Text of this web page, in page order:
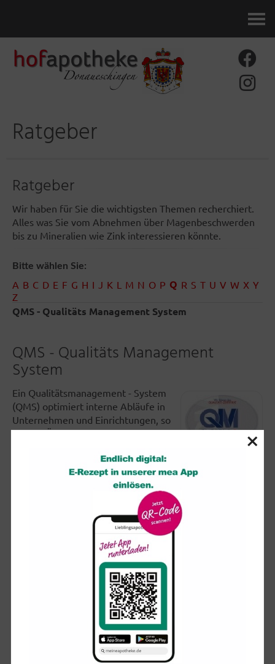
Ratgeber
Ratgeber
Wir haben für Sie die wichtigsten Themen recherchiert.
Alles was Sie vom Abnehmen über Magenbeschwerden
bis zu Mineralien wie Zink interessieren könnte.
Bitte wählen Sie:
A B C D E F G H I J K L M N O P Q R S T U V W X Y
Z
QMS - Qualitäts Management System
QMS - Qualitäts Management
System
Ein Qualitätsmanagement - System
(QMS) optimiert interne Abläufe in
Unternehmen und Einrichtungen, so
auch in Öffentlichen Apotheken.
ständige Weiterentwicklung der
Leistungen einer Apotheke - zu Ihrem Vorteil. Denn für
Sie bedeutet das ein noch höheres Maß an Qualität und
QMS-zertifizierte Apotheken haben sich der kritischen
Prüfung eines externen Auditors gestellt. Wird die
anspruchsvolle Prüfung mit Erfolg bestanden, so wird an
die Apotheke ein Qualitätszertifikat verliehen - entweder
von der zuständigen Apothekerkammer, oder aber von
speziellen Prüfinstituten (z.B. TÜV, Sanprocert, VFQG
e.V. u.v.a.m). Ein QMS ist meist nach DIN EN ISO 9001 :
20XX zertifiziert und entspricht somit internationalen
(ISO), europäischen (EN) und deutschen (DIN)
Qualitätsnormen vom international festgelegten
Standard 9001 inklusive aller aktuellen Ergänzungen.
×